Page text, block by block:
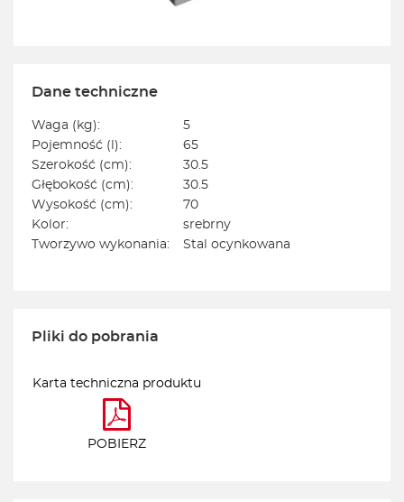
Dane techniczne
Waga (kg):
5
Pojemność (l):
65
Szerokość (cm):
30.5
Głębokość (cm):
30.5
Wysokość (cm):
70
Kolor:
srebrny
Tworzywo wykonania:
Stal ocynkowana
Pliki do pobrania
Karta techniczna produktu
POBIERZ